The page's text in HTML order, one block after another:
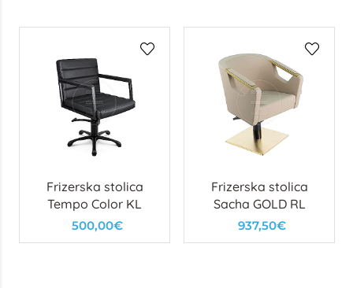
Frizerska stolica
Tempo Color KL
500,00€
Frizerska stolica
Sacha GOLD RL
937,50€